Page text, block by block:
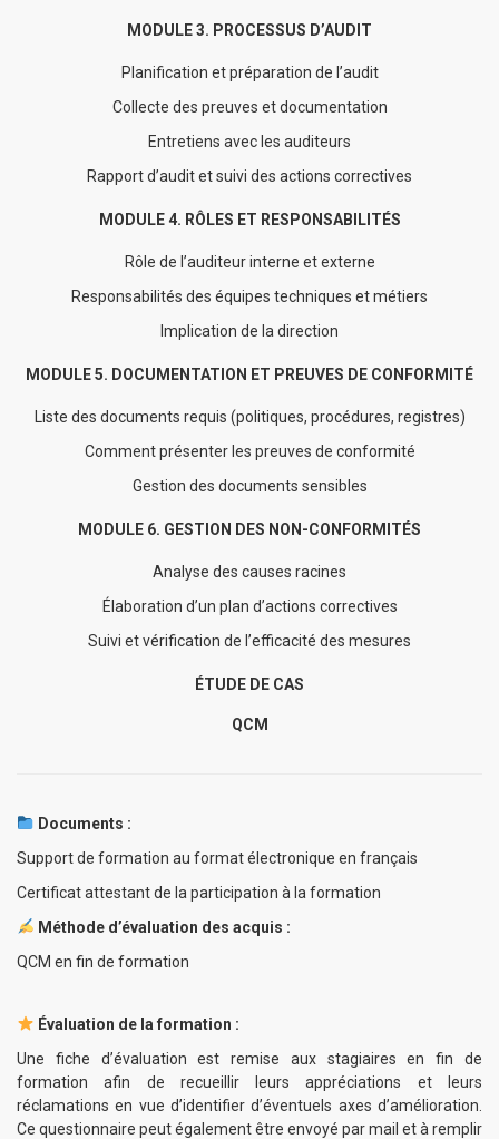
MODULE 3. PROCESSUS D’AUDIT
Planification et préparation de l’audit
Collecte des preuves et documentation
Entretiens avec les auditeurs
Rapport d’audit et suivi des actions correctives
MODULE 4. RÔLES ET RESPONSABILITÉS
Rôle de l’auditeur interne et externe
Responsabilités des équipes techniques et métiers
Implication de la direction
MODULE 5. DOCUMENTATION ET PREUVES DE CONFORMITÉ
Liste des documents requis (politiques, procédures, registres)
Comment présenter les preuves de conformité
Gestion des documents sensibles
MODULE 6. GESTION DES NON-CONFORMITÉS
Analyse des causes racines
Élaboration d’un plan d’actions correctives
Suivi et vérification de l’efficacité des mesures
ÉTUDE DE CAS
QCM
Documents :
Support de formation au format électronique en français
Certificat attestant de la participation à la formation
Méthode d’évaluation des acquis :
QCM en fin de formation
Évaluation de la formation :
Une fiche d’évaluation est remise aux stagiaires en fin de
formation afin de recueillir leurs appréciations et leurs
réclamations en vue d’identifier d’éventuels axes d’amélioration.
Ce questionnaire peut également être envoyé par mail et à remplir